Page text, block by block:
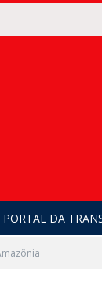
PORTAL DA